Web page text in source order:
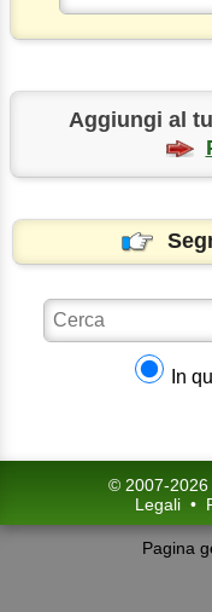
Aggiungi al
In
© 2007-2026
Legali •
Pagina